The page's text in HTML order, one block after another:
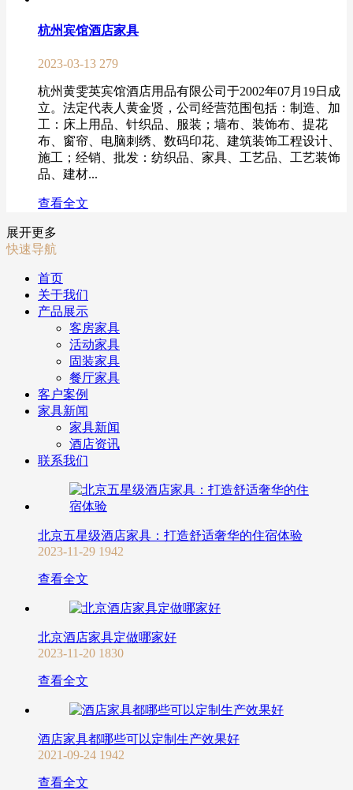
杭州宾馆酒店家具
2023-03-13 279
杭州黄雯英宾馆酒店用品有限公司于2002年07月19日成
立。法定代表人黄金贤，公司经营范围包括：制造、加
工：床上用品、针织品、服装；墙布、装饰布、提花
布、窗帘、电脑刺绣、数码印花、建筑装饰工程设计、
施工；经销、批发：纺织品、家具、工艺品、工艺装饰
品、建材...
查看全文
展开更多
快速导航
首页
关于我们
产品展示
客房家具
活动家具
固装家具
餐厅家具
客户案例
家具新闻
家具新闻
酒店资讯
联系我们
北京五星级酒店家具：打造舒适奢华的住宿体验
2023-11-29 1942
查看全文
北京酒店家具定做哪家好
2023-11-20 1830
查看全文
酒店家具都哪些可以定制生产效果好
2021-09-24 1942
查看全文